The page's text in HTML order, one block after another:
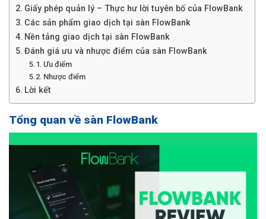
Giấy phép quản lý – Thực hư lời tuyên bố của FlowBank
Các sản phẩm giao dịch tại sàn FlowBank
Nền tảng giao dịch tại sàn FlowBank
Đánh giá ưu và nhược điểm của sàn FlowBank
Ưu điểm
Nhược điểm
Lời kết
Tổng quan về sàn FlowBank